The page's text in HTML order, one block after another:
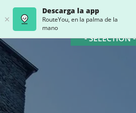
Descarga la app
RouteYou, en la palma de la
mano
- SELECTION -